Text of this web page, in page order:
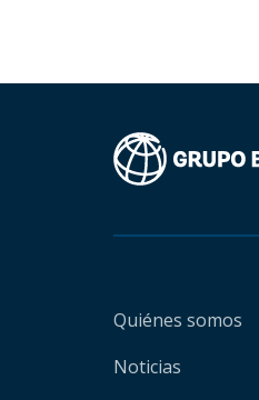
Quiénes somos
Noticias